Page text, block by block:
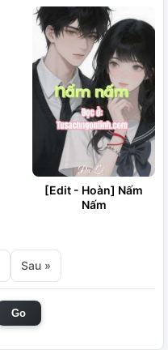
[Edit - Hoàn] Nấm
Nấm
Sau »
Go